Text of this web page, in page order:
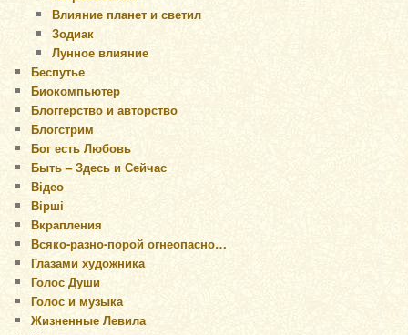
Влияние планет и светил
Зодиак
Лунное влияние
Беспутье
Биокомпьютер
Блоггерство и авторство
Блогстрим
Бог есть Любовь
Быть – Здесь и Сейчас
Відео
Вірші
Вкрапления
Всяко-разно-порой огнеопасно…
Глазами художника
Голос Души
Голос и музыка
Жизненные Левила